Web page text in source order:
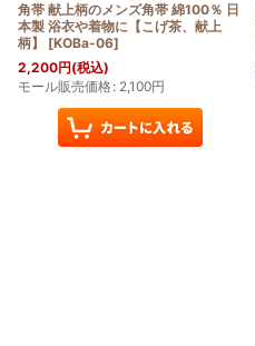
角帯 献上柄のメンズ角帯 綿100％ 日
本製 浴衣や着物に【こげ茶、献上
柄】
[KOBa-06]
2,200円(税込)
モール販売価格: 2,100円